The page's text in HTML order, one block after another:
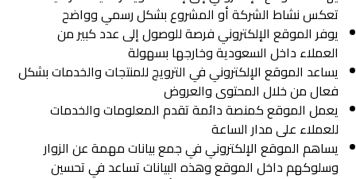
تعكس نشاط الشركة أو المشروع بشكل رسمي وواضح
يوفر الموقع الإلكتروني فرصة للوصول إلى عدد كبير من
العملاء داخل السعودية وخارجها بسهولة
يساعد الموقع الإلكتروني في الترويج للمنتجات والخدمات بشكل
فعال من خلال المحتوى والعروض
يعمل الموقع كمنصة دائمة تقدم المعلومات والخدمات
للعملاء على مدار الساعة
يساهم الموقع الإلكتروني في جمع بيانات مهمة عن الزوار
وسلوكهم داخل الموقع وهذه البيانات تساعد في تحسين